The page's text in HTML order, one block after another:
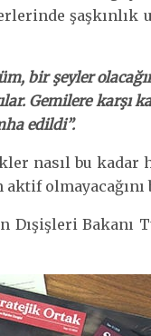
şaşkınlık
bir şeyler
Gemilere karşı
edildi”.
nasıl bu kadar
Bakanı